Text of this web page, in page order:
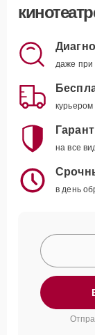
даже при
на все
в день